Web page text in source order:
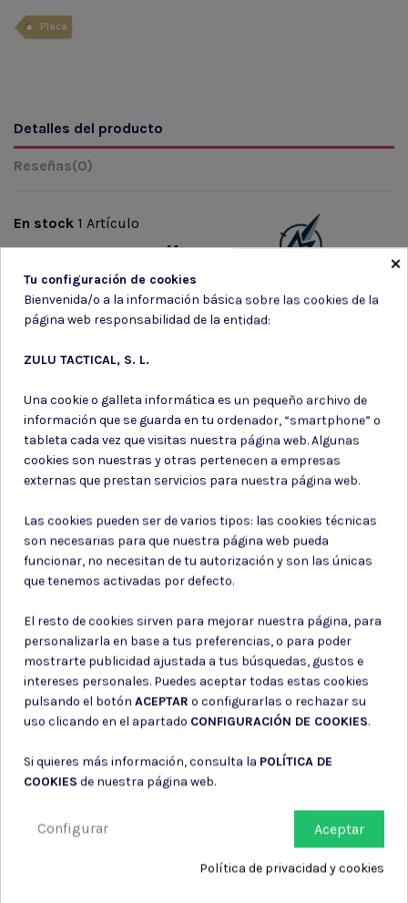
Placa
Detalles del producto
Reseñas(0)
Marca
En stock 1 Artículo
Suscríbete a nuestro boletín
información de contacto en el aviso legal.
Consiento el uso de mis datos para los fines indicados en la
Política de privacidad
Consiento el uso de mis datos personales para recibir publicidad
de su entidad.
×
Tu configuración de cookies
Bienvenida/o a la información básica sobre las cookies de la
página web responsabilidad de la entidad:
ZULU TACTICAL, S. L.
Una cookie o galleta informática es un pequeño archivo de
información que se guarda en tu ordenador, “smartphone” o
tableta cada vez que visitas nuestra página web. Algunas
cookies son nuestras y otras pertenecen a empresas
externas que prestan servicios para nuestra página web.
Las cookies pueden ser de varios tipos: las cookies técnicas
son necesarias para que nuestra página web pueda
funcionar, no necesitan de tu autorización y son las únicas
que tenemos activadas por defecto.
El resto de cookies sirven para mejorar nuestra página, para
personalizarla en base a tus preferencias, o para poder
mostrarte publicidad ajustada a tus búsquedas, gustos e
intereses personales. Puedes aceptar todas estas cookies
pulsando el botón ACEPTAR o configurarlas o rechazar su
uso clicando en el apartado CONFIGURACIÓN DE COOKIES.
Si quieres más información, consulta la POLÍTICA DE
COOKIES de nuestra página web.
Aceptar
Configurar
Política de privacidad y cookies